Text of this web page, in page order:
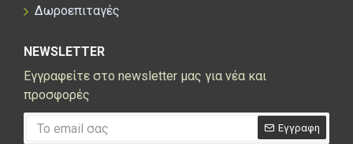
Δωροεπιταγές
NEWSLETTER
Εγγραφείτε στο newsletter μας για νέα και
προσφορές
Εγγραφη